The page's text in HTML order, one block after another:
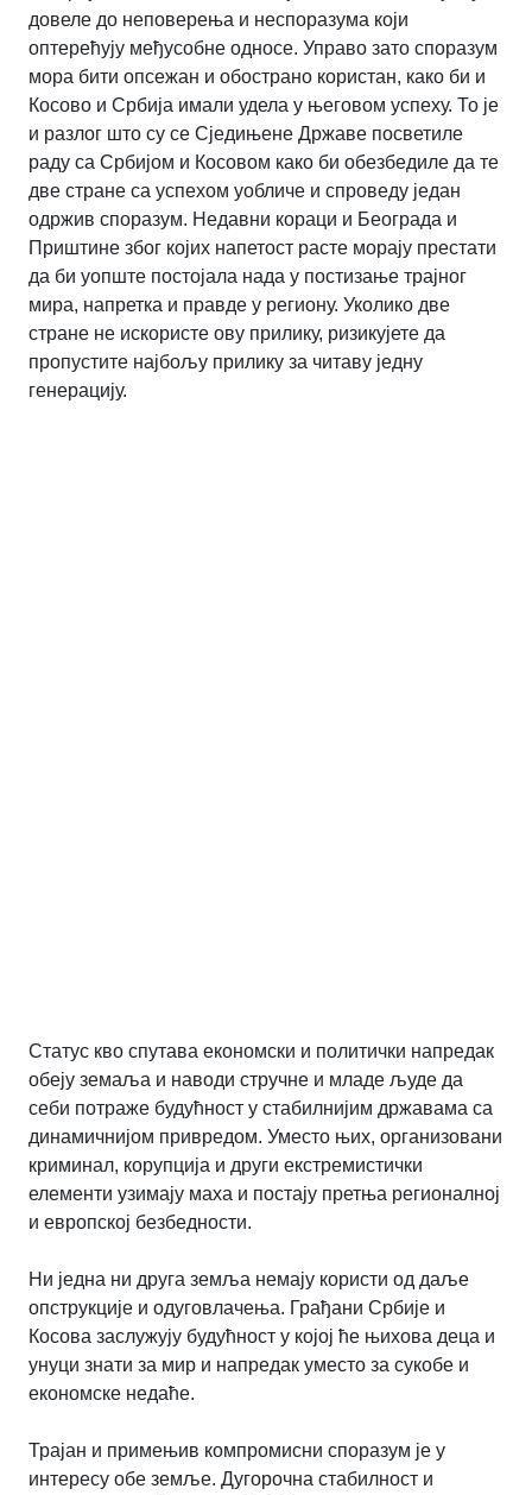
довеле до неповерења и неспоразума који
оптерећују међусобне односе. Управо зато споразум
мора бити опсежан и обострано користан, како би и
Косово и Србија имали удела у његовом успеху. То је
и разлог што су се Сједињене Државе посветиле
раду са Србијом и Косовом како би обезбедиле да те
две стране са успехом уобличе и спроведу један
одржив споразум. Недавни кораци и Београда и
Приштине због којих напетост расте морају престати
да би уопште постојала нада у постизање трајног
мира, напретка и правде у региону. Уколико две
стране не искористе ову прилику, ризикујете да
пропустите најбољу прилику за читаву једну
генерацију.
Статус кво спутава економски и политички напредак
обеју земаља и наводи стручне и младе људе да
себи потраже будућност у стабилнијим државама са
динамичнијом привредом. Уместо њих, организовани
криминал, корупција и други екстремистички
елементи узимају маха и постају претња регионалној
и европској безбедности.
Ни једна ни друга земља немају користи од даље
опструкције и одуговлачења. Грађани Србије и
Косова заслужују будућност у којој ће њихова деца и
унуци знати за мир и напредак уместо за сукобе и
економске недаће.
Трајан и примењив компромисни споразум је у
интересу обе земље. Дугорочна стабилност и